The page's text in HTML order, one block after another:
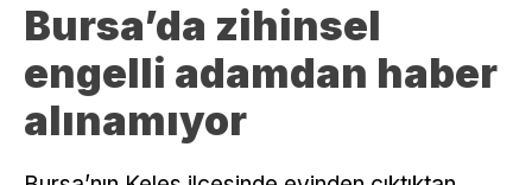
Bursa’da zihinsel
engelli adamdan haber
alınamıyor